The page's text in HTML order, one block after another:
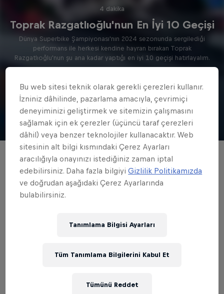
4 dakika
Toprak Razgatlıoğlu'nun En İyi 10 Geçişi
Dünya Superbike Şampiyonası'nın 2024 sezonunda sergilediği
performans ile herkesi kendine hayran bırakan Toprak
Razgatlıoğlu'nun şu ana kadar yaptığı en iyi 10 geçişi hatırlayalım.
İzle
Toprak Razgatlıoğlu
Dünya Superbike Şampiyonası ve Dünya
Supersport Şampiyonası'nın tüm yarışlarını
sezon boyunca
Bu web sitesi teknik olarak gerekli çerezleri kullanır.
İzniniz dâhilinde, pazarlama amacıyla, çevrimiçi
deneyiminizi geliştirmek ve sitemizin çalışmasını
sağlamak için ek çerezler (üçüncü taraf çerezleri
dâhil) veya benzer teknolojiler kullanacaktır. Web
sitesinin alt bilgi kısmındaki Çerez Ayarları
aracılığıyla onayınızı istediğiniz zaman iptal
edebilirsiniz. Daha fazla bilgiyiGizlilik Politikamızda
ve doğrudan aşağıdaki Çerez Ayarlarında
bulabilirsiniz.
Tanımlama Bilgisi Ayarları
Tümünü Reddet
Tüm Tanımlama Bilgilerini Kabul Et